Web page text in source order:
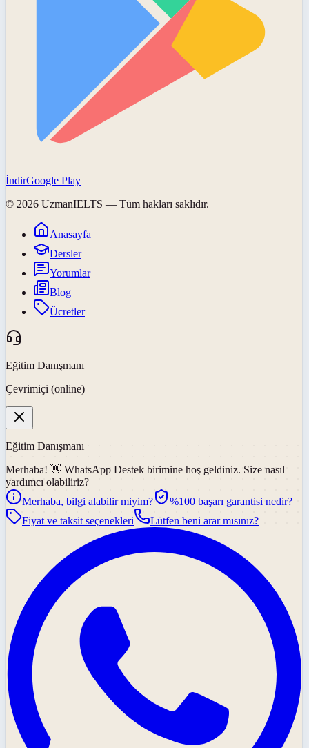
İndirGoogle Play
© 2026 UzmanIELTS — Tüm hakları saklıdır.
Anasayfa
Dersler
Yorumlar
Blog
Ücretler
Eğitim Danışmanı
Çevrimiçi (online)
Eğitim Danışmanı
Merhaba! 👋 WhatsApp Destek birimine hoş geldiniz. Size nasıl
yardımcı olabiliriz?
Merhaba, bilgi alabilir miyim?
%100 başarı garantisi nedir?
Fiyat ve taksit seçenekleri
Lütfen beni arar mısınız?